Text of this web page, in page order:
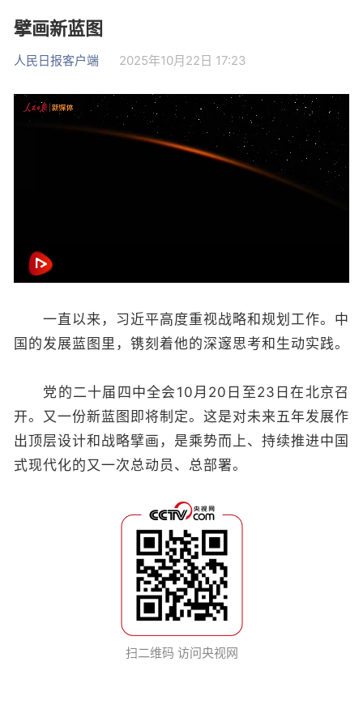
擘画新蓝图
人民日报客户端 2025年10月22日 17:23
一直以来，习近平高度重视战略和规划工作。中
国的发展蓝图里，镌刻着他的深邃思考和生动实践。
党的二十届四中全会10月20日至23日在北京召
开。又一份新蓝图即将制定。这是对未来五年发展作
出顶层设计和战略擘画，是乘势而上、持续推进中国
式现代化的又一次总动员、总部署。
扫二维码 访问央视网